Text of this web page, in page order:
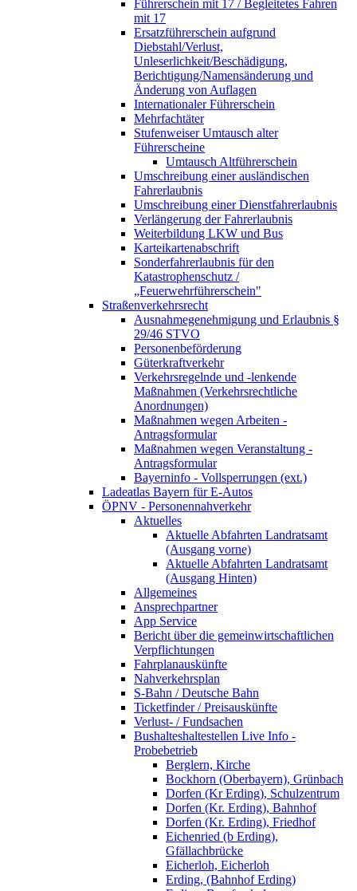
Führerschein mit 17 / Begleitetes Fahren
mit 17
Ersatzführerschein aufgrund
Diebstahl/Verlust,
Unleserlichkeit/Beschädigung,
Berichtigung/Namensänderung und
Änderung von Auflagen
Internationaler Führerschein
Mehrfachtäter
Stufenweiser Umtausch alter
Führerscheine
Umtausch Altführerschein
Umschreibung einer ausländischen
Fahrerlaubnis
Umschreibung einer Dienstfahrerlaubnis
Verlängerung der Fahrerlaubnis
Weiterbildung LKW und Bus
Karteikartenabschrift
Sonderfahrerlaubnis für den
Katastrophenschutz /
„Feuerwehrführerschein"
Straßenverkehrsrecht
Ausnahmegenehmigung und Erlaubnis §
29/46 STVO
Personenbeförderung
Güterkraftverkehr
Verkehrsregelnde und -lenkende
Maßnahmen (Verkehrsrechtliche
Anordnungen)
Maßnahmen wegen Arbeiten -
Antragsformular
Maßnahmen wegen Veranstaltung -
Antragsformular
Bayerninfo - Vollsperrungen (ext.)
Ladeatlas Bayern für E-Autos
ÖPNV - Personennahverkehr
Aktuelles
Aktuelle Abfahrten Landratsamt
(Ausgang vorne)
Aktuelle Abfahrten Landratsamt
(Ausgang Hinten)
Allgemeines
Ansprechpartner
App Service
Bericht über die gemeinwirtschaftlichen
Verpflichtungen
Fahrplanauskünfte
Nahverkehrsplan
S-Bahn / Deutsche Bahn
Ticketfinder / Preisauskünfte
Verlust- / Fundsachen
Bushalteshaltestellen Live Info -
Probebetrieb
Berglern, Kirche
Bockhorn (Oberbayern), Grünbach
Dorfen (Kr Erding), Schulzentrum
Dorfen (Kr. Erding), Bahnhof
Dorfen (Kr. Erding), Friedhof
Eichenried (b Erding),
Gfällachbrücke
Eicherloh, Eicherloh
Erding, (Bahnhof Erding)